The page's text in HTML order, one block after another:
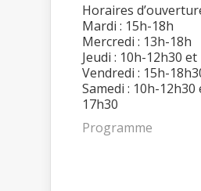
Horaires
Mardi : 15h-18h
Mercredi : 13h-18h
Jeudi : 10h-12h30
Vendredi : 15h-
Samedi : 10h-12h30
17h30
Programme